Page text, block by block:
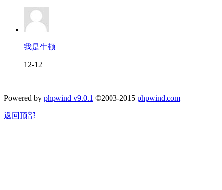
我是牛顿
12-12
Powered by phpwind v9.0.1 ©2003-2015 phpwind.com
返回顶部